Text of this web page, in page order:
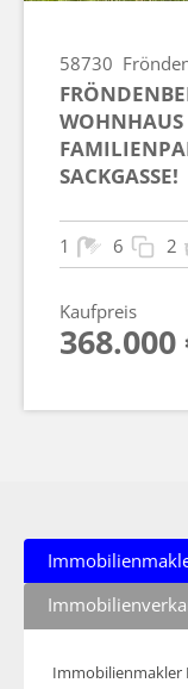
58730
WOHNHAUS
SACKGASSE!
1 6 2
Kaufpreis
368.000
Immobilienmakler